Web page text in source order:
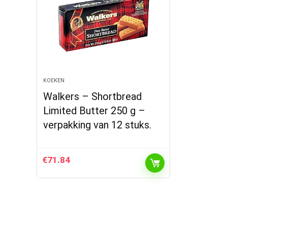
KOEKEN
Walkers – Shortbread
Limited Butter 250 g –
verpakking van 12 stuks.
€71.84